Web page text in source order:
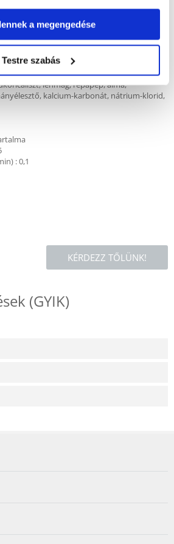
a megengedése
Testre szabás
fajtájától és életkorától függően naponta 50-
és gabonakészítmények,
lucernaliszt, búza, árpa, kukorica, sárgarépa,
lenmag, répapép, alma,
kalcium-karbonát, nátrium-klorid,
: 0,1
KÉRDEZZ TŐLÜNK!
(GYIK)